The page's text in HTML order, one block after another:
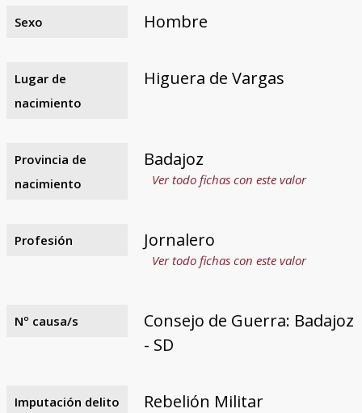
Sexo Hombre
Lugar de
nacimiento
Higuera de Vargas
Provincia de
nacimiento
Badajoz
Ver todo fichas con este valor
Profesión Jornalero
Ver todo fichas con este valor
Nº causa/s
Consejo de Guerra: Badajoz
- SD
Imputación delito Rebelión Militar